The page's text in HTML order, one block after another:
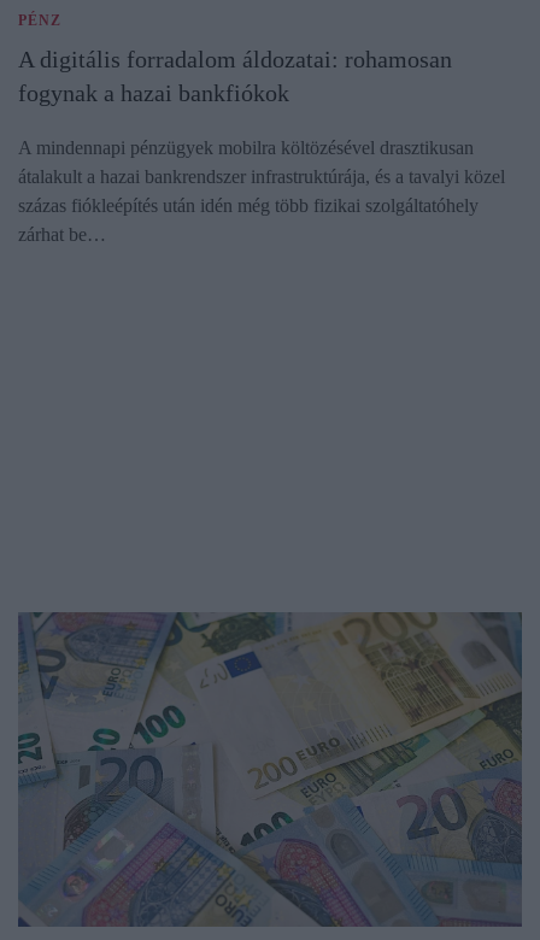
PÉNZ
A digitális forradalom áldozatai: rohamosan
fogynak a hazai bankfiókok
A mindennapi pénzügyek mobilra költözésével drasztikusan
átalakult a hazai bankrendszer infrastruktúrája, és a tavalyi közel
százas fiókleépítés után idén még több fizikai szolgáltatóhely
zárhat be…